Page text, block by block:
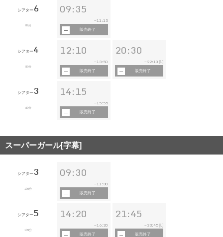
シアター 6
89分
09:35
~11:15
販売終了
シアター4
89分
12:10
~13:50
販売終了
20:30
~ 22:10 [L]
販売終了
シアター 3
89分
14:15
~15:55
販売終了
スーパーガール[字幕]
シアター 3
109分
09:30
~11:30
販売終了
シアター5
109分
14:20
~16:20
販売終了
21:45
~ 23:45 [L]
販売終了